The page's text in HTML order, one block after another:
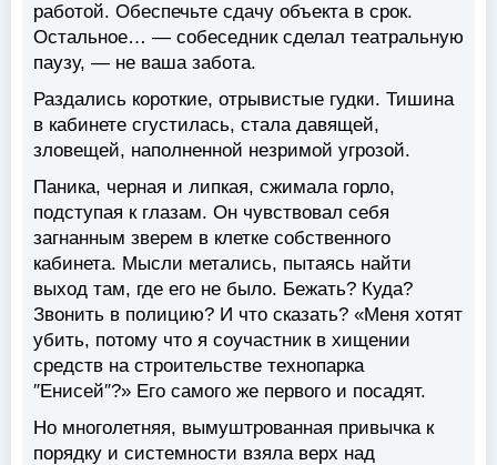
работой. Обеспечьте сдачу объекта в срок.
Остальное… — собеседник сделал театральную
паузу, — не ваша забота.
Раздались короткие, отрывистые гудки. Тишина
в кабинете сгустилась, стала давящей,
зловещей, наполненной незримой угрозой.
Паника, черная и липкая, сжимала горло,
подступая к глазам. Он чувствовал себя
загнанным зверем в клетке собственного
кабинета. Мысли метались, пытаясь найти
выход там, где его не было. Бежать? Куда?
Звонить в полицию? И что сказать? «Меня хотят
убить, потому что я соучастник в хищении
средств на строительстве технопарка
″Енисей″?» Его самого же первого и посадят.
Но многолетняя, вымуштрованная привычка к
порядку и системности взяла верх над